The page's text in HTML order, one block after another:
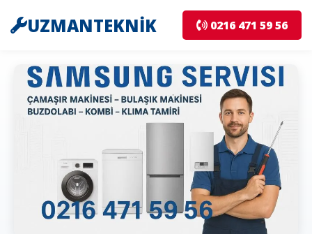
UZMANTEKNİK 0216 471 59 56